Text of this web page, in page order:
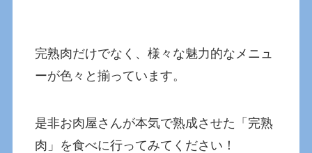
完熟肉だけでなく、様々な魅力的なメニュ
ーが色々と揃っています。
是非お肉屋さんが本気で熟成させた「完熟
肉」を食べに行ってみてください！